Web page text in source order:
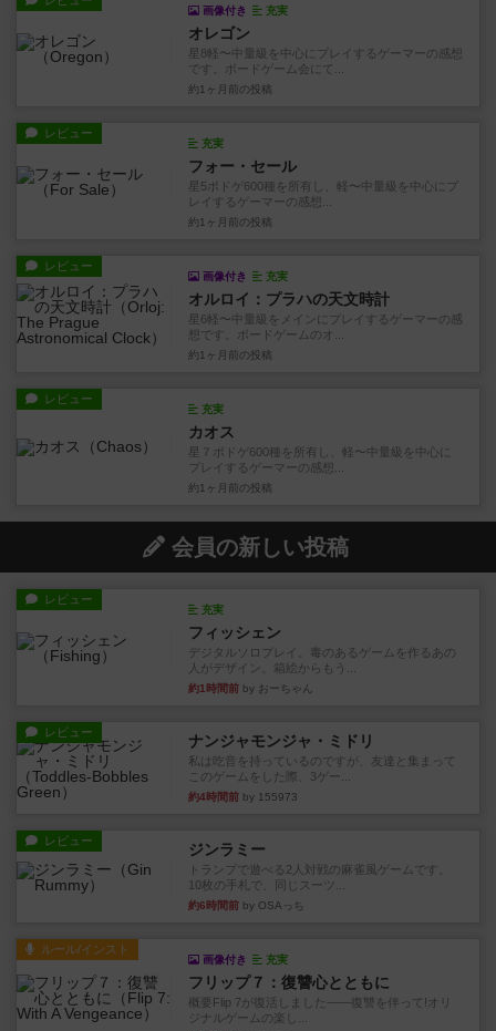
画像付き 充実
オレゴン
星8軽〜中量級を中心にプレイするゲーマーの感想
です。ボードゲーム会にて...
約1ヶ月前 の投稿
レビュー
充実
フォー・セール
星5ボドゲ600種を所有し、軽〜中量級を中心にプ
レイするゲーマーの感想...
約1ヶ月前 の投稿
レビュー
画像付き 充実
オルロイ：プラハの天文時計
星6軽〜中量級をメインにプレイするゲーマーの感
想です。ボードゲームのオ...
約1ヶ月前 の投稿
レビュー
充実
カオス
星７ボドゲ600種を所有し、軽〜中量級を中心に
プレイするゲーマーの感想...
約1ヶ月前 の投稿
会員の新しい投稿
レビュー
充実
フィッシェン
デジタルソロプレイ。毒のあるゲームを作るあの
人がデザイン。箱絵からもう...
約1時間前 by おーちゃん
レビュー ナンジャモンジャ・ミドリ
私は吃音を持っているのですが、友達と集まって
このゲームをした際、3ゲー...
約4時間前 by 155973
レビュー ジンラミー
トランプで遊べる2人対戦の麻雀風ゲームです。
10枚の手札で、同じスーツ...
約6時間前 by OSAっち
ルール/インスト
画像付き 充実
フリップ７：復讐心とともに
概要Flip 7が復活しました――復讐を伴って!オリ
ジナルゲームの楽し...